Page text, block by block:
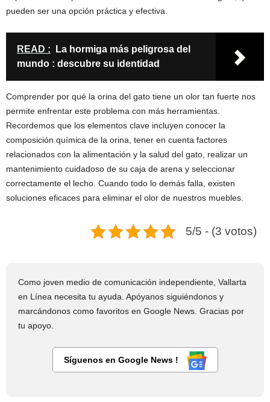
pueden ser una opción práctica y efectiva.
READ :
La hormiga más peligrosa del
mundo : descubre su identidad
Comprender por qué la orina del gato tiene un olor tan fuerte nos
permite enfrentar este problema con más herramientas.
Recordemos que los elementos clave incluyen conocer la
composición química de la orina, tener en cuenta factores
relacionados con la alimentación y la salud del gato, realizar un
mantenimiento cuidadoso de su caja de arena y seleccionar
correctamente el lecho. Cuando todo lo demás falla, existen
soluciones eficaces para eliminar el olor de nuestros muebles.
5/5 - (3 votos)
Como joven medio de comunicación independiente, Vallarta
en Línea necesita tu ayuda. Apóyanos siguiéndonos y
marcándonos como favoritos en Google News. Gracias por
tu apoyo.
Síguenos en Google News !